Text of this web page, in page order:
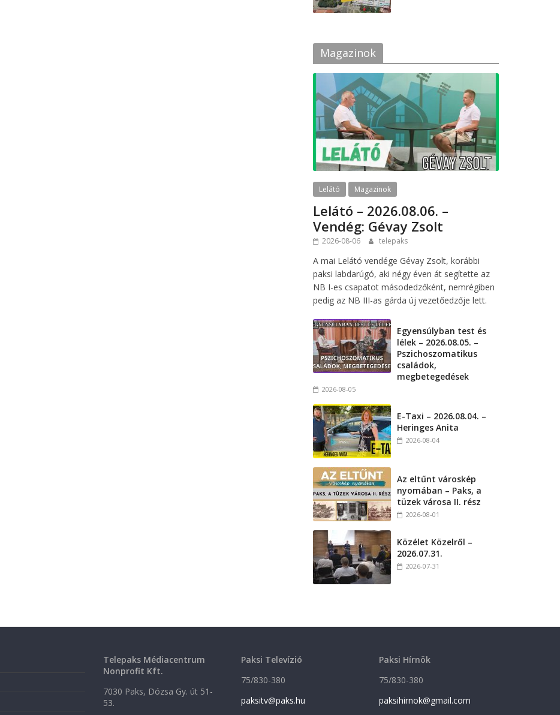
Magazinok
Lelátó Magazinok
Lelátó – 2026.08.06. –
Vendég: Gévay Zsolt
2026-08-06 telepaks
A mai Lelátó vendége Gévay Zsolt, korábbi
paksi labdarúgó, aki négy éven át segítette az
NB I-es csapatot másodedzőként, nemrégiben
pedig az NB III-as gárda új vezetőedzője lett.
Egyensúlyban test és
lélek – 2026.08.05. –
Pszichoszomatikus
családok,
megbetegedések
2026-08-05
E-Taxi – 2026.08.04. –
Heringes Anita
2026-08-04
Az eltűnt városkép
nyomában – Paks, a
tüzek városa II. rész
2026-08-01
Közélet Közelről –
2026.07.31.
2026-07-31
Telepaks Médiacentrum
Nonprofit Kft.
7030 Paks, Dózsa Gy. út 51-
53.
Paksi Televízió
75/830-380
paksitv@paks.hu
Paksi Hírnök
75/830-380
paksihirnok@gmail.com